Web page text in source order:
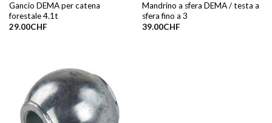
Gancio DEMA per catena
forestale 4.1t
29.00CHF
Mandrino a sfera DEMA / testa a
sfera fino a 3
39.00CHF